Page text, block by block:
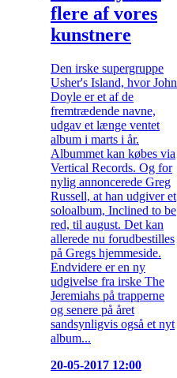
flere af vores
kunstnere
Den irske supergruppe
Usher's Island, hvor John
Doyle er et af de
fremtrædende navne,
udgav et længe ventet
album i marts i år.
Albummet kan købes via
Vertical Records. Og for
nylig annoncerede Greg
Russell, at han udgiver et
soloalbum, Inclined to be
red, til august. Det kan
allerede nu forudbestilles
på Gregs hjemmeside.
Endvidere er en ny
udgivelse fra irske The
Jeremiahs på trapperne
og senere på året
sandsynligvis også et nyt
album...
20-05-2017 12:00